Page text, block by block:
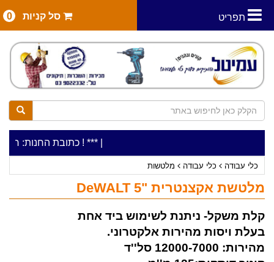
תפריט סל קניות 0
***כתובת החנות: רח' המלאכה 2, ביתן 8 (כניסה מרח' עמל 5) ***כלי עבודה להשכרה בתעריף יומי משתלם ! ***
כלי עבודה כלי עבודה מלטשות
מלטשת אקצנטרית "5 DeWALT
קלת משקל- ניתנת לשימוש ביד אחת
בעלת ויסות מהירות אלקטרוני.
מהירות: 12000-7000 סל''ד